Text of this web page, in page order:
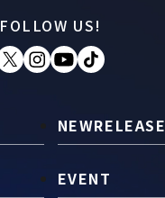
FOLLOW US!
NEWRELEASE
EVENT